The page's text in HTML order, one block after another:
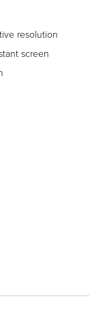
resolution
screen